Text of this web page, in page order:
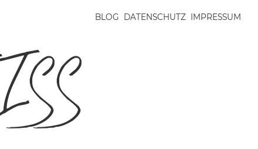
BLOG DATENSCHUTZ IMPRESSUM